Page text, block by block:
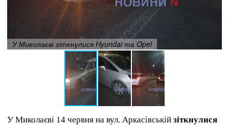
У Миколаєві зіткнулися Hyundai та Opel
У Миколаєві 14 червня на вул. Аркасівській зіткнулися